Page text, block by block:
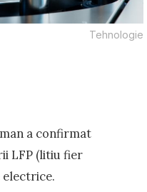
Tehnologie
a confirmat
LFP (litiu fier
electrice.